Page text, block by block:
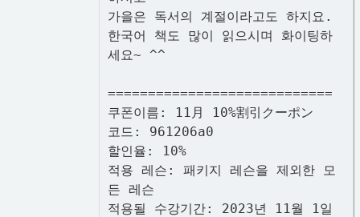
가을은 독서의 계절이라고도 하지요.
한국어 책도 많이 읽으시며 화이팅하
세요~ ^^
============================
쿠폰이름: 11月 10%割引クーポン
코드: 961206a0
할인율: 10%
적용 레슨: 패키지 레슨을 제외한 모
든 레슨
적용될 수강기간: 2023년 11월 1일